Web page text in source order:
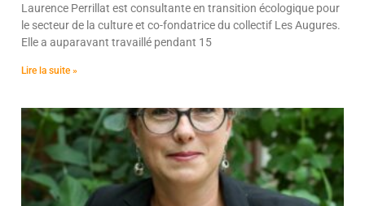
Laurence Perrillat est consultante en transition écologique pour
le secteur de la culture et co-fondatrice du collectif Les Augures.
Elle a auparavant travaillé pendant 15
Lire la suite »